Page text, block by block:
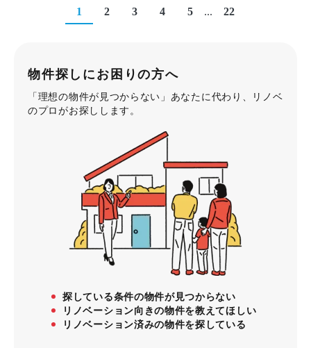
1 2 3 4 5 ... 22
物件探しにお困りの方へ
「理想の物件が見つからない」あなたに代わり、リノベ
のプロがお探しします。
探している条件の物件が見つからない
リノベーション向きの物件を教えてほしい
リノベーション済みの物件を探している